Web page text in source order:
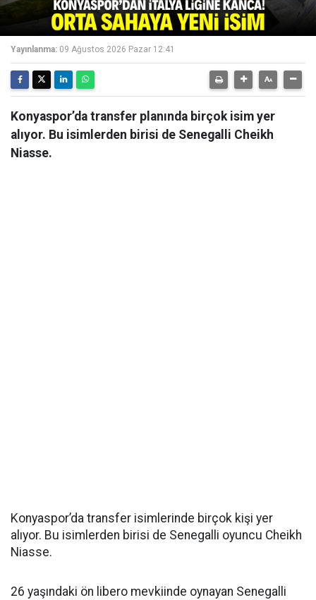
Yayınlanma: 09 Ağustos 2026 Pazar 12:41
Konyaspor’da transfer planında birçok isim yer
alıyor. Bu isimlerden birisi de Senegalli Cheikh
Niasse.
Konyaspor’da transfer isimlerinde birçok kişi yer
alıyor. Bu isimlerden birisi de Senegalli oyuncu Cheikh
Niasse.
26 yaşındaki ön libero mevkiinde oynayan Senegalli